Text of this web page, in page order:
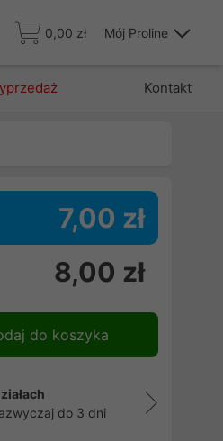
0,00 zł Mój Proline
Kontakt
7,00 zł
8,00 zł
do koszyka
do 3 dni